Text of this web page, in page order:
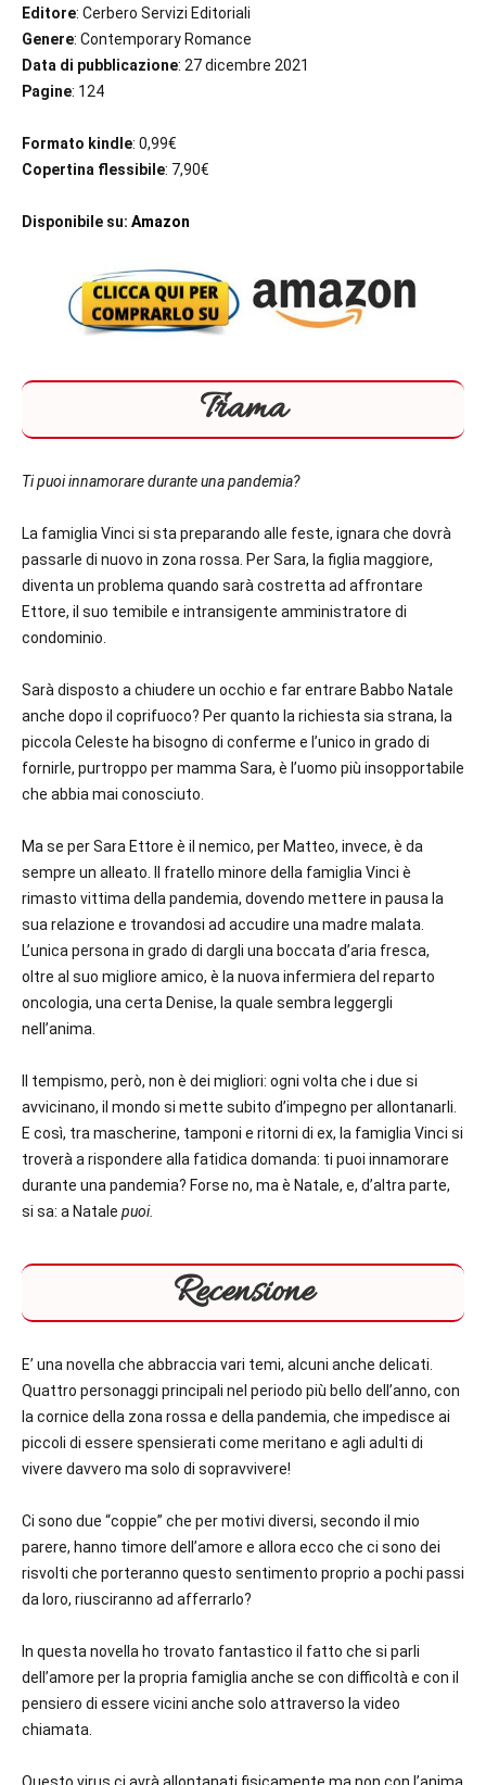
Editore: Cerbero Servizi Editoriali
Genere: Contemporary Romance
Data di pubblicazione: 27 dicembre 2021
Pagine: 124
Formato kindle: 0,99€
Copertina flessibile: 7,90€
Disponibile su: Amazon
Trama
Ti puoi innamorare durante una pandemia?
La famiglia Vinci si sta preparando alle feste, ignara che dovrà
passarle di nuovo in zona rossa. Per Sara, la figlia maggiore,
diventa un problema quando sarà costretta ad affrontare
Ettore, il suo temibile e intransigente amministratore di
condominio.
Sarà disposto a chiudere un occhio e far entrare Babbo Natale
anche dopo il coprifuoco? Per quanto la richiesta sia strana, la
piccola Celeste ha bisogno di conferme e l’unico in grado di
fornirle, purtroppo per mamma Sara, è l’uomo più insopportabile
che abbia mai conosciuto.
Ma se per Sara Ettore è il nemico, per Matteo, invece, è da
sempre un alleato. Il fratello minore della famiglia Vinci è
rimasto vittima della pandemia, dovendo mettere in pausa la
sua relazione e trovandosi ad accudire una madre malata.
L’unica persona in grado di dargli una boccata d’aria fresca,
oltre al suo migliore amico, è la nuova infermiera del reparto
oncologia, una certa Denise, la quale sembra leggergli
nell’anima.
Il tempismo, però, non è dei migliori: ogni volta che i due si
avvicinano, il mondo si mette subito d’impegno per allontanarli.
E così, tra mascherine, tamponi e ritorni di ex, la famiglia Vinci si
troverà a rispondere alla fatidica domanda: ti puoi innamorare
durante una pandemia? Forse no, ma è Natale, e, d’altra parte,
si sa: a Natale puoi.
Recensione
E’ una novella che abbraccia vari temi, alcuni anche delicati.
Quattro personaggi principali nel periodo più bello dell’anno, con
la cornice della zona rossa e della pandemia, che impedisce ai
piccoli di essere spensierati come meritano e agli adulti di
vivere davvero ma solo di sopravvivere!
Ci sono due “coppie” che per motivi diversi, secondo il mio
parere, hanno timore dell’amore e allora ecco che ci sono dei
risvolti che porteranno questo sentimento proprio a pochi passi
da loro, riusciranno ad afferrarlo?
In questa novella ho trovato fantastico il fatto che si parli
dell’amore per la propria famiglia anche se con difficoltà e con il
pensiero di essere vicini anche solo attraverso la video
chiamata.